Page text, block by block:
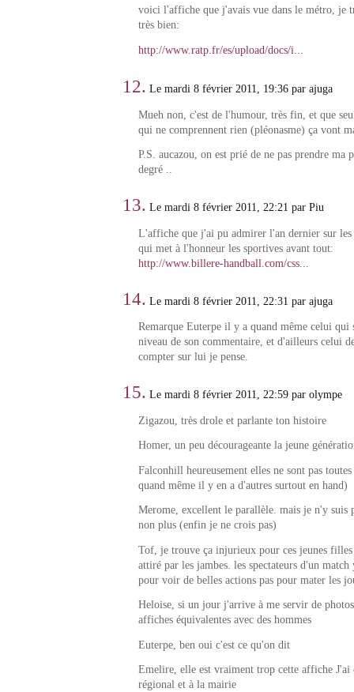
voici l'affiche que j'avais vue dans le métro, je
très bien:
http://www.ratp.fr/es/upload/docs/i...
12. Le mardi 8 février 2011, 19:36 par ajuga
Mueh non, c'est de l'humour, très fin, et que
qui ne comprennent rien (pléonasme) ça vont
P.S. aucazou, on est prié de ne pas prendre ma
degré ..
13. Le mardi 8 février 2011, 22:21 par Piu
L'affiche que j'ai pu admirer l'an dernier sur
qui met à l'honneur les sportives avant tout:
http://www.billere-handball.com/css...
14. Le mardi 8 février 2011, 22:31 par ajuga
Remarque Euterpe il y a quand même celui qui
niveau de son commentaire, et d'ailleurs celui
compter sur lui je pense.
15. Le mardi 8 février 2011, 22:59 par olympe
Zigazou, très drole et parlante ton histoire
Homer, un peu décourageante la jeune
Falconhill heureusement elles ne sont pas
quand même il y en a d'autres surtout en hand)
Merome, excellent le parallèle. mais je n'y suis
non plus (enfin je ne crois pas)
Tof, je trouve ça injurieux pour ces jeunes
attiré par les jambes. les spectateurs d'un
pour voir de belles actions pas pour mater les
Heloise, si un jour j'arrive à me servir de
affiches équivalentes avec des hommes
Euterpe, ben oui c'est ce qu'on dit
Emelire, elle est vraiment trop cette affiche J'ai
régional et à la mairie